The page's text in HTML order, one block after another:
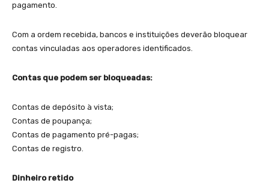
pagamento.
Com a ordem recebida, bancos e instituições deverão bloquear
contas vinculadas aos operadores identificados.
Contas que podem ser bloqueadas:
Contas de depósito à vista;
Contas de poupança;
Contas de pagamento pré-pagas;
Contas de registro.
Dinheiro retido